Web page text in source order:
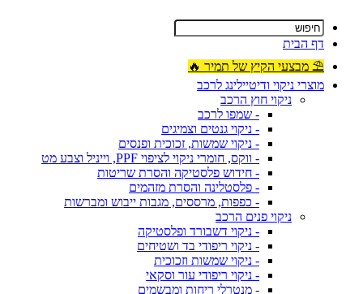
דף הבית
⛱ מבצעי הקיץ של תמיר 🔥
מוצרי ניקוי ודיטיילינג לרכב
ניקוי חוץ הרכב
- שמפו לרכב
- ניקוי גנטים וצמיגים
- ניקוי שמשות, זכוכית ופנסים
- ווקס, חומרי ניקוי לציפוי PPF, וייניל וצבע מט
- חידוש פלסטיקה והסרת שריטות
- פלסטלינה והסרת מזהמים
- כפפות, מרססים, מגבות ייבוש ומברשות
ניקוי פנים הרכב
- ניקוי דשבורד ופלסטיקה
- ניקוי ריפודי בד ושטיחים
- ניקוי שמשות וזכוכית
- ניקוי ריפודי עור וסקאי
- מנטרלי ריחות ומבשמים